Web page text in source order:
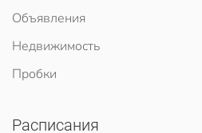
Объявления
Недвижимость
Пробки
Расписания